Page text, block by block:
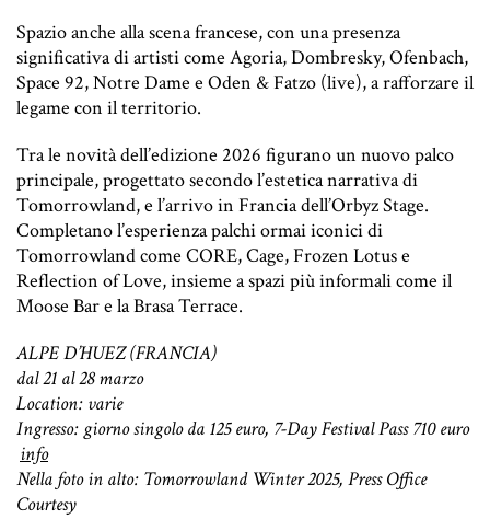
Spazio anche alla scena francese, con una presenza
significativa di artisti come Agoria, Dombresky, Ofenbach,
Space 92, Notre Dame e Oden & Fatzo (live), a rafforzare il
legame con il territorio.
Tra le novità dell’edizione 2026 figurano un nuovo palco
principale, progettato secondo l’estetica narrativa di
Tomorrowland, e l’arrivo in Francia dell’Orbyz Stage.
Completano l’esperienza palchi ormai iconici di
Tomorrowland come CORE, Cage, Frozen Lotus e
Reflection of Love, insieme a spazi più informali come il
Moose Bar e la Brasa Terrace.
ALPE D’HUEZ (FRANCIA)
dal 21 al 28 marzo
Location: varie
Ingresso: giorno singolo da 125 euro, 7-Day Festival Pass 710 euro
info
Nella foto in alto: Tomorrowland Winter 2025, Press Office
Courtesy